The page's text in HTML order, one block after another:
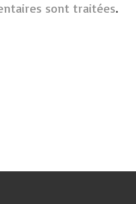
sont traitées.